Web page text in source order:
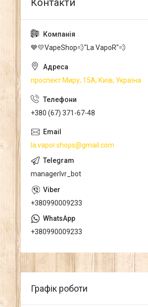
💙💛VapeShop💨"La VapoR"💨
проспект Миру, 15А, Київ, Україна
+380 (67) 371-67-48
la.vapor.shops@gmail.com
managerlvr_bot
+380990009233
+380990009233
Графік роботи